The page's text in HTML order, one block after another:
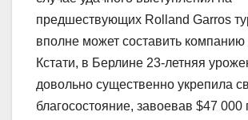
предшествующих Rolland Garros
вполне может составить
Кстати, в Берлине 23-летняя
довольно существенно укрепила
благосостояние, завоевав $47 000